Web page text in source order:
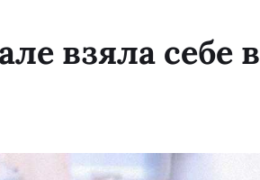
взяла себе в